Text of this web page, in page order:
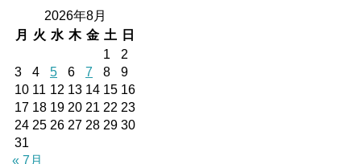
2026年8月
月
火 水 木 金 土
日
1
2
3
4 5 6 7 8
9
10 11 12 13 14 15 16
17 18 19 20 21 22 23
24 25 26 27 28 29 30
31
« 7月